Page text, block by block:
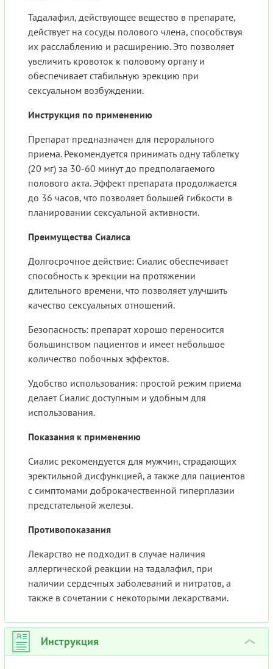
Тадалафил, действующее вещество в препарате,
действует на сосуды полового члена, способствуя
их расслаблению и расширению. Это позволяет
увеличить кровоток к половому органу и
обеспечивает стабильную эрекцию при
сексуальном возбуждении.
Инструкция по применению
Препарат предназначен для перорального
приема. Рекомендуется принимать одну таблетку
(20 мг) за 30-60 минут до предполагаемого
полового акта. Эффект препарата продолжается
до 36 часов, что позволяет большей гибкости в
планировании сексуальной активности.
Преимущества Сиалиса
Долгосрочное действие: Сиалис обеспечивает
способность к эрекции на протяжении
длительного времени, что позволяет улучшить
качество сексуальных отношений.
Безопасность: препарат хорошо переносится
большинством пациентов и имеет небольшое
количество побочных эффектов.
Удобство использования: простой режим приема
делает Сиалис доступным и удобным для
использования.
Показания к применению
Сиалис рекомендуется для мужчин, страдающих
эректильной дисфункцией, а также для пациентов
с симптомами доброкачественной гиперплазии
предстательной железы.
Противопоказания
Лекарство не подходит в случае наличия
аллергической реакции на тадалафил, при
наличии сердечных заболеваний и нитратов, а
также в сочетании с некоторыми лекарствами.
Инструкция ›